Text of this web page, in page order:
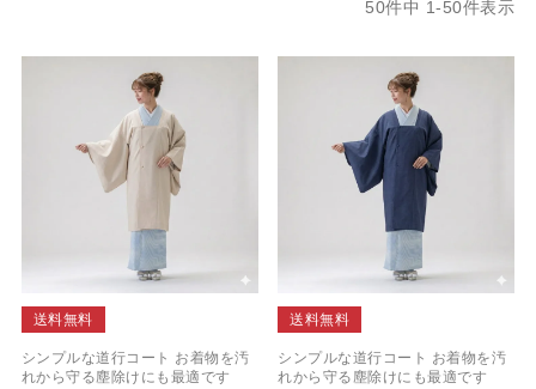
50件中 1-50件表示
送料無料
シンプルな道行コート お着物を汚
れから守る塵除けにも最適です
送料無料
シンプルな道行コート お着物を汚
れから守る塵除けにも最適です